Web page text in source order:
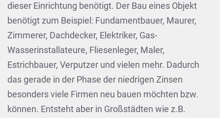
dieser Einrichtung benötigt. Der Bau eines Objekt
benötigt zum Beispiel: Fundamentbauer, Maurer,
Zimmerer, Dachdecker, Elektriker, Gas-
Wasserinstallateure, Fliesenleger, Maler,
Estrichbauer, Verputzer und vielen mehr. Dadurch
das gerade in der Phase der niedrigen Zinsen
besonders viele Firmen neu bauen möchten bzw.
können. Entsteht aber in Großstädten wie z.B.